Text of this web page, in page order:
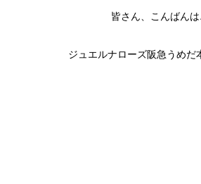
皆さん、こんばんは
ジュエルナローズ阪急うめだ